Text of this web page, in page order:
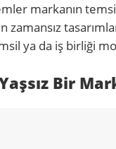
markanın
zamansız
ya da iş birliği
Bir